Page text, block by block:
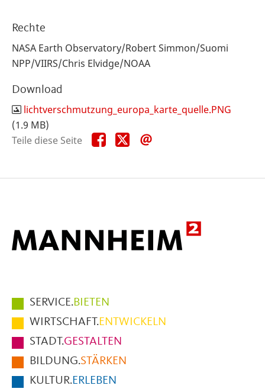
Rechte
NASA Earth Observatory/Robert Simmon/Suomi
NPP/VIIRS/Chris Elvidge/NOAA
Download
lichtverschmutzung_europa_karte_quelle.PNG
(1.9 MB)
Teile diese Seite
Teile
diese
Teile
diese
Hauptmenüpunkte
im
Fußbereich
der
Seite
SERVICE.BIETEN
WIRTSCHAFT.ENTWICKELN
STADT.GESTALTEN
BILDUNG.STÄRKEN
KULTUR.ERLEBEN